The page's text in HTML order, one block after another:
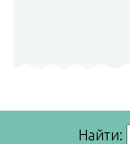
Найти: